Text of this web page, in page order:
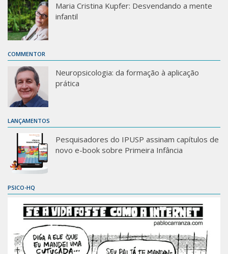
Maria Cristina Kupfer: Desvendando a mente
infantil
COMMENTOR
Neuropsicologia: da formação à aplicação
prática
LANÇAMENTOS
Pesquisadores do IPUSP assinam capítulos de
novo e-book sobre Primeira Infância
PSICO-HQ